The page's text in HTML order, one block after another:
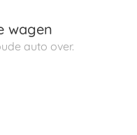
wagen
auto over.